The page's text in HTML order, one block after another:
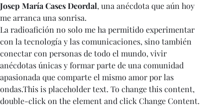
Josep María Cases Deordal, una anécdota que aún hoy
me arranca una sonrisa.
La radioafición no solo me ha permitido experimentar
con la tecnología y las comunicaciones, sino también
conectar con personas de todo el mundo, vivir
anécdotas únicas y formar parte de una comunidad
apasionada que comparte el mismo amor por las
ondas.This is placeholder text. To change this content,
double-click on the element and click Change Content.